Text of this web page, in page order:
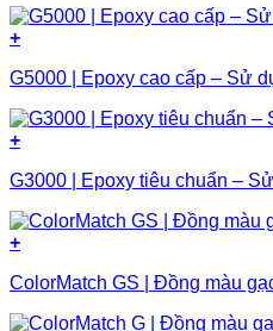
+
G5000 | Epoxy cao cấp – Sử
+
G3000 | Epoxy tiêu chuẩn –
+
ColorMatch GS | Đồng màu